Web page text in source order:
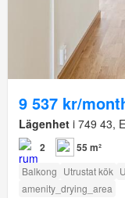
9 537 kr/
Lägenhet i 749 43,
2 55 m²
Balkong Utrustat kök
amenity_drying_area